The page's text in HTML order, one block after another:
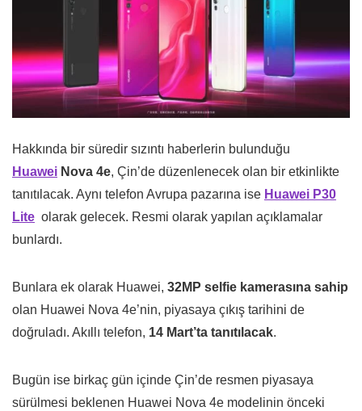
Hakkında bir süredir sızıntı haberlerin bulunduğu
Huawei Nova 4e, Çin’de düzenlenecek olan bir etkinlikte
tanıtılacak. Aynı telefon Avrupa pazarına ise Huawei P30
Lite olarak gelecek. Resmi olarak yapılan açıklamalar
bunlardı.
Bunlara ek olarak Huawei, 32MP selfie kamerasına sahip
olan Huawei Nova 4e’nin, piyasaya çıkış tarihini de
doğruladı. Akıllı telefon, 14 Mart’ta tanıtılacak.
Bugün ise birkaç gün içinde Çin’de resmen piyasaya
sürülmesi beklenen Huawei Nova 4e modelinin önceki